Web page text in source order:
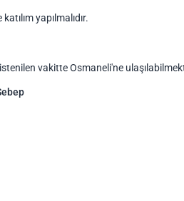
yapılmalıdır.
vakitte Osmaneli'ne